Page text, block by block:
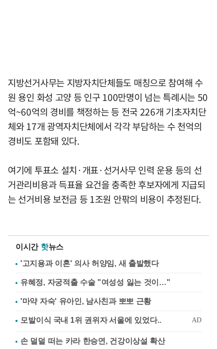
지방선거사무는 지방자치단체들도 매칭으로 참여해 수
원 용인 화성 고양 등 인구 100만명이 넘는 특례시는 50
억~60억의 경비를 책정하는 등 전국 226개 기초자치단
체와 17개 광역자치단체에서 각각 부담하는 수 천억의
경비도 포함돼 있다.
여기에 투표소 설치·개표·선거사무 인력 운용 등의 선
거관리비용과 득표율 요건을 충족한 후보자에게 지급되
는 선거비용 보전금 등 1조원 안팎의 비용이 추정된다.
이시간 핫뉴스
'고지용과 이혼' 의사 허양임, 새 출발했다
유혜정, 자궁적출 수술 "여성성 잃는 것이…"
'마약 자숙' 유아인, 남사친과 뽀뽀 근황
손 덜덜 떠는 카라 한승연, 건강이상설 확산